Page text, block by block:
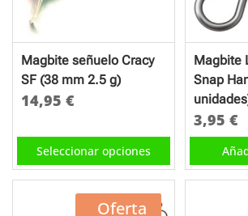
Magbite señuelo Cracy
SF (38 mm 2.5 g)
14,95 €
Seleccionar opciones
producto
tiene
múltiples
variantes.
Magbite
Snap
3,95€
20% off
Oferta